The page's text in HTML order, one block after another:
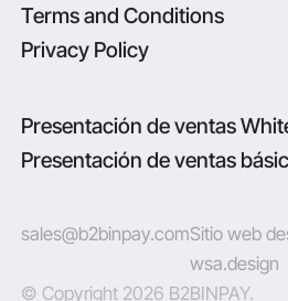
Terms and Conditions
Privacy Policy
Presentación de ventas
Presentación de ventas
© Copyright 2026 B2BINPAY.
sales@b2binpay.comSitio web
wsa.design